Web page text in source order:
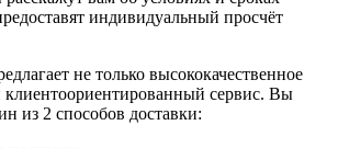
индивидуальный просчёт
не только высококачественное
клиентоориентированный сервис. Вы
из 2 способов доставки: